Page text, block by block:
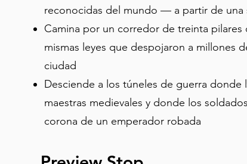
reconocidas del mundo — a partir de una
Camina por un corredor de treinta
mismas leyes que despojaron a millones
ciudad
Desciende a los túneles de guerra
maestras medievales y donde los
corona de un emperador robada